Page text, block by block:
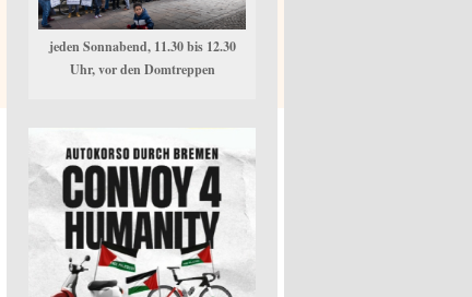
jeden Sonnabend, 11.30 bis 12.30
Uhr, vor den Domtreppen